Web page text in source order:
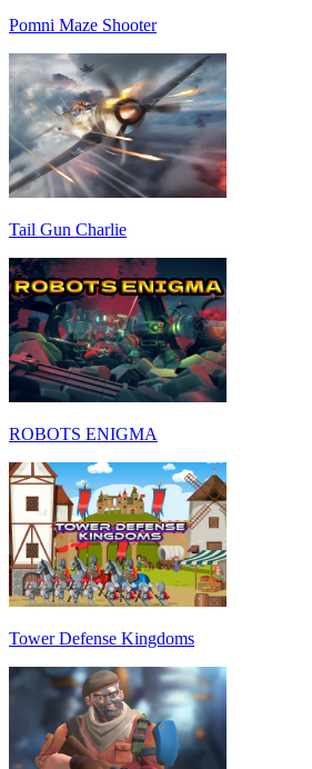
Pomni Maze Shooter
Tail Gun Charlie
ROBOTS ENIGMA
Tower Defense Kingdoms